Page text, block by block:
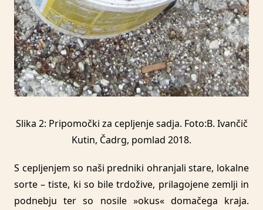
Slika 2: Pripomočki za cepljenje sadja. Foto:B. Ivančič
Kutin, Čadrg, pomlad 2018.
S cepljenjem so naši predniki ohranjali stare, lokalne
sorte – tiste, ki so bile trdožive, prilagojene zemlji in
podnebju ter so nosile »okus« domačega kraja.